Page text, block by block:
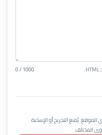
0 / 1000
الموقع. يُمنع التجريح أو الإساءة
المخالف.